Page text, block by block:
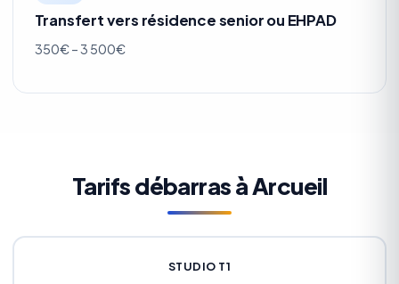
Transfert vers résidence senior ou EHPAD
350€ – 3 500€
Tarifs débarras à Arcueil
STUDIO T1